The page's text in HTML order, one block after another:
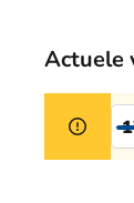
Actuele